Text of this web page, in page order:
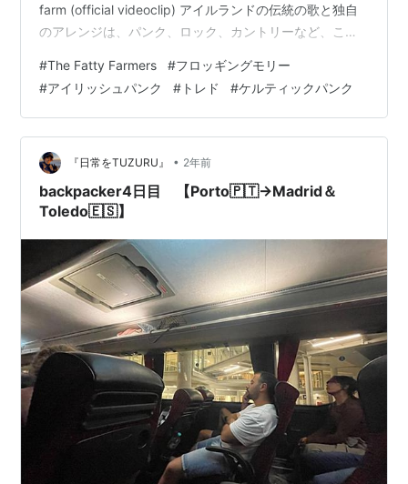
farm (official videoclip) アイルランドの伝統の歌と独自
のアレンジは、パンク、ロック、カントリーなど、これ
す。 私たちの国のいくつかのフェスティバル ( フォルコ
ミラス、ウルドゥーフォーク、フォルケスブライ、トカ
トメローゾなど ) でいくつかの賞や言及があり、グルー
プはこれまでにスペインの主要な会場や…
#The Fatty Farmers #フロッギングモリー
#アイリッシュパンク # トレド #ケルティックパンク
『日常をTUZURU』 • 2年前
backpacker4日目 【Porto🇵🇹→Madrid＆
Toledo🇪🇸】